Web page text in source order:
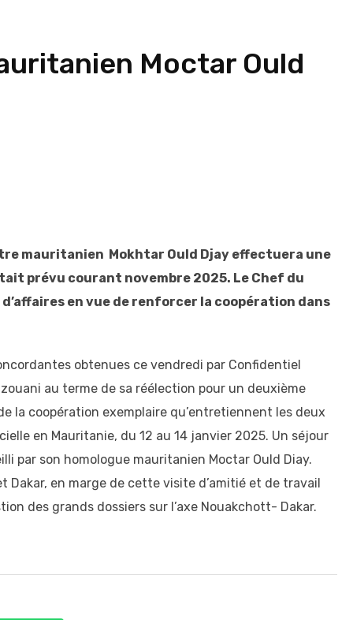
Moctar Ould
mauritanien Mokhtar Ould Djay effectuera une
prévu courant novembre 2025. Le Chef du
en vue de renforcer la coopération dans
obtenues ce vendredi par Confidentiel
au terme de sa réélection pour un deuxième
la coopération exemplaire qu’entretiennent les deux
en Mauritanie, du 12 au 14 janvier 2025. Un séjour
par son homologue mauritanien Moctar Ould Diay.
en marge de cette visite d’amitié et de travail
des grands dossiers sur l’axe Nouakchott- Dakar.